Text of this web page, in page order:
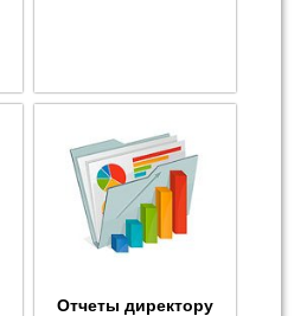
Отчеты директору